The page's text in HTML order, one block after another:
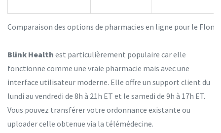
Comparaison des options de pharmacies en ligne pour le
Blink Health est particulièrement populaire car elle
fonctionne comme une vraie pharmacie mais avec une
interface utilisateur moderne. Elle offre un support client du
lundi au vendredi de 8h à 21h ET et le samedi de 9h à 17h ET.
Vous pouvez transférer votre ordonnance existante ou
uploader celle obtenue via la télémédecine.